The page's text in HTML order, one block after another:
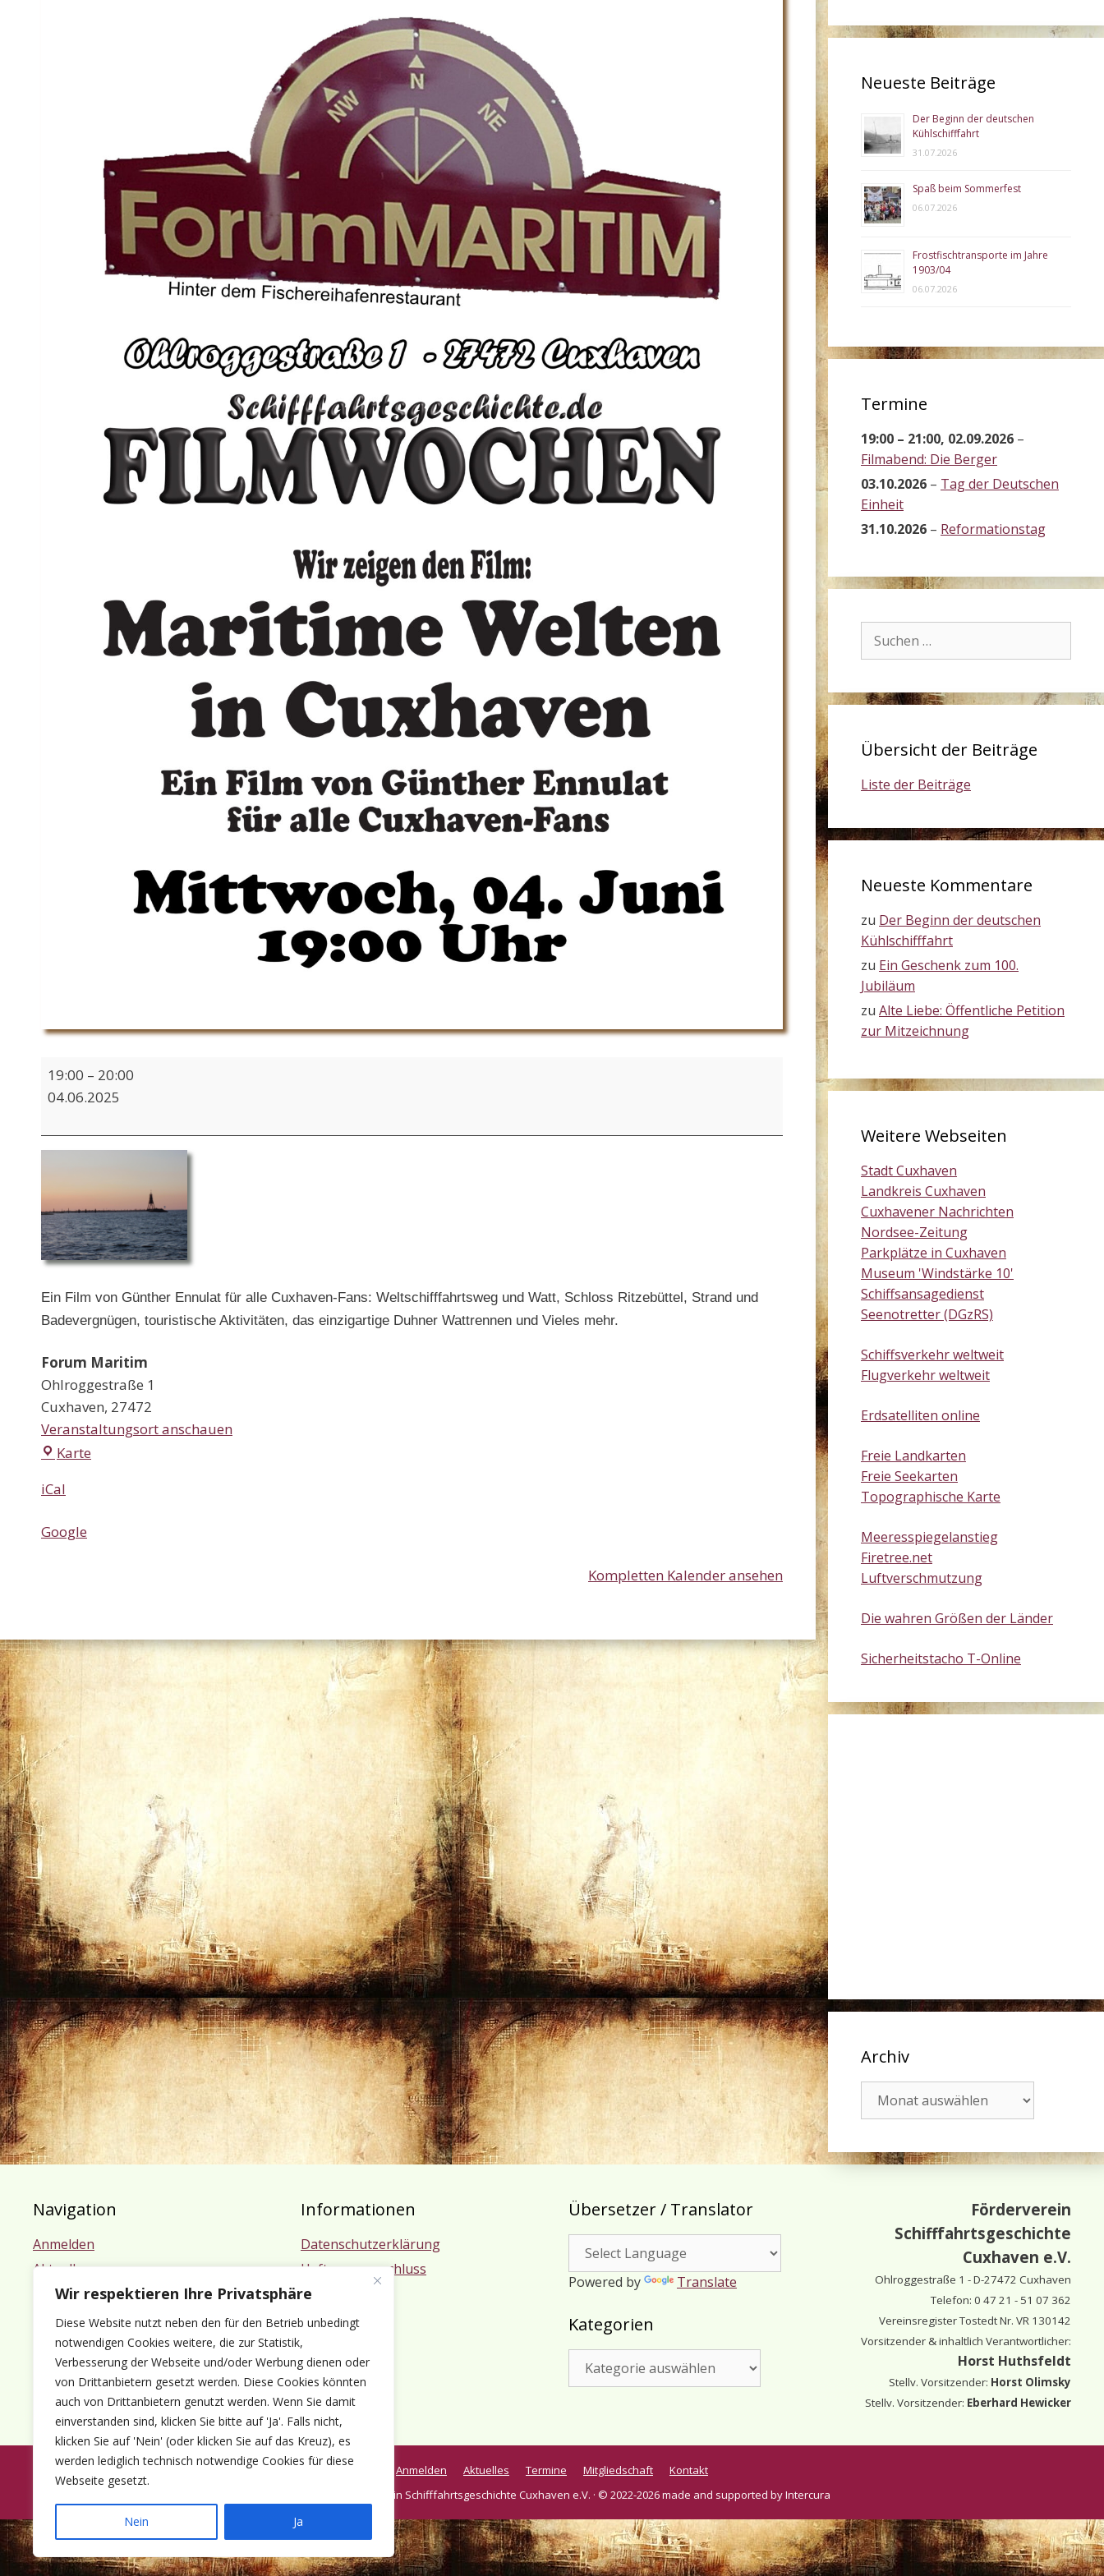
Wir respektieren Ihre Privatsphäre
Diese Website nutzt neben den für den Betrieb unbedingt
notwendigen Cookies weitere, die zur Statistik,
Verbesserung der Webseite und/oder Werbung dienen oder
von Drittanbietern gesetzt werden. Diese Cookies könnten
auch von Drittanbietern genutzt werden. Wenn Sie damit
einverstanden sind, klicken Sie bitte auf 'Ja'. Falls nicht,
klicken Sie auf 'Nein' (oder klicken Sie auf das Kreuz), es
werden lediglich technisch notwendige Cookies für diese
Webseite gesetzt.
Nein Ja
Filmabend:
Maritime
in
Cuxhaven
19:00 – 20:00
04.06.2025
Ein Film von Günther Ennulat für alle Cuxhaven-Fans: Weltschifffahrtsweg und Watt, Schloss Ritzebüttel, Strand und
Badevergnügen, touristische Aktivitäten, das einzigartige Duhner Wattrennen und Vieles mehr.
Forum Maritim
Ohlroggestraße 1
Cuxhaven, 27472
Veranstaltungsort anschauen
Karte
iCal
Google
Kompletten Kalender ansehen
Neueste Beiträge
Der Beginn der deutschen
Kühlschifffahrt
31.07.2026
Spaß beim Sommerfest
06.07.2026
Frostfischtransporte im Jahre
1903/04
06.07.2026
Termine
19:00 – 21:00, 02.09.2026 –
Filmabend: Die Berger
03.10.2026 – Tag der Deutschen
Einheit
31.10.2026 – Reformationstag
nach:
Übersicht der Beiträge
Liste der Beiträge
Neueste Kommentare
zu Der Beginn der deutschen
Kühlschifffahrt
zu Ein Geschenk zum 100.
Jubiläum
zu Alte Liebe: Öffentliche Petition
zur Mitzeichnung
Weitere Webseiten
Stadt Cuxhaven
Landkreis Cuxhaven
Cuxhavener Nachrichten
Nordsee-Zeitung
Parkplätze in Cuxhaven
Museum 'Windstärke 10'
Schiffsansagedienst
Seenotretter (DGzRS)
Schiffsverkehr weltweit
Flugverkehr weltweit
Erdsatelliten online
Freie Landkarten
Freie Seekarten
Topographische Karte
Meeresspiegelanstieg
Firetree.net
Luftverschmutzung
Die wahren Größen der Länder
Sicherheitstacho T-Online
Archiv
Navigation
Anmelden
Aktuelles
Termine
Mitgliedschaft
Kontakt
Informationen
Datenschutzerklärung
Haftungsausschluss
Impressum
Übersetzer / Translator
Powered by Translate
Kategorien
Förderverein
Schifffahrtsgeschichte
Cuxhaven e.V.
Ohlroggestraße 1 - D-27472 Cuxhaven
Telefon: 0 47 21 - 51 07 362
Vereinsregister Tostedt Nr. VR 130142
Vorsitzender & inhaltlich Verantwortlicher:
Horst Huthsfeldt
Stellv. Vorsitzender: Horst Olimsky
Stellv. Vorsitzender: Eberhard Hewicker
Anmelden Aktuelles Termine Mitgliedschaft
Kontakt
© 1980-2026 Förderverein Schifffahrtsgeschichte Cuxhaven e.V. · © 2022-2026 made and supported by Intercura